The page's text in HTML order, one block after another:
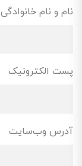
نام و نام خانوادگی
پست الکترونیک
آدرس وب‌سایت